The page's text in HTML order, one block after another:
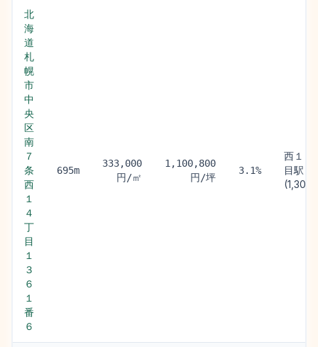
北
海
道
札
幌
市
中
央
区
南
７
条
西
１
４
丁
目
１
３
６
１
番
６
695m
333,000
円/㎡
1,100,800
円/坪
3.1%
西１１
目駅